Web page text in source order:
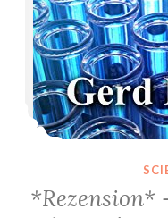
*Rezension*